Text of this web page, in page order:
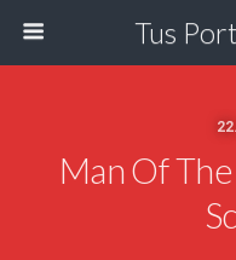
Tus
Man Of